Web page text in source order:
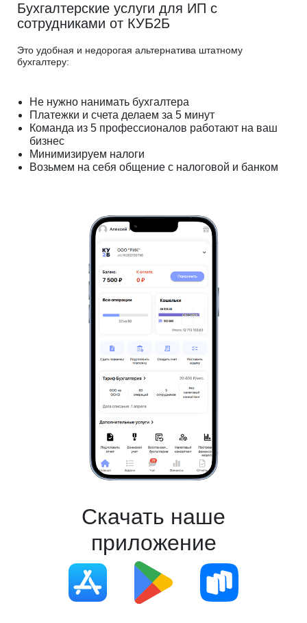
Бухгалтерские услуги для ИП с
сотрудниками от КУБ2Б
Это удобная и недорогая альтернатива штатному
бухгалтеру:
Не нужно нанимать бухгалтера
Платежки и счета делаем за 5 минут
Команда из 5 профессионалов работают на ваш
бизнес
Минимизируем налоги
Возьмем на себя общение с налоговой и банком
Скачать наше
приложение